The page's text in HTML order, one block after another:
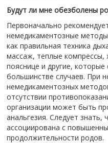
Будут ли мне обезболены
Первоначально
немедикаментозные
как правильная техника
массаж, теплые компрессы,
пояснице и другие,
большинстве случаев. При
немедикаментозных
отсутствии
организации может быть
анальгезия. Следует знать,
ассоциирована с
продолжительности родов.